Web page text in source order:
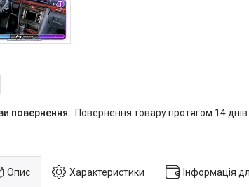
повернення товару протягом 14 днів
Опис Характеристики Інформація